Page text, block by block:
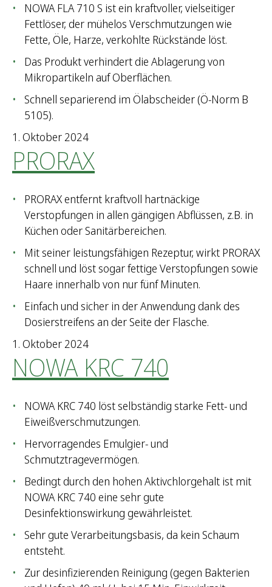
NOWA FLA 710 S ist ein kraftvoller, vielseitiger
Fettlöser, der mühelos Verschmutzungen wie
Fette, Öle, Harze, verkohlte Rückstände löst.
Das Produkt verhindert die Ablagerung von
Mikropartikeln auf Oberflächen.
Schnell separierend im Ölabscheider (Ö-Norm B
5105).
1. Oktober 2024
PRORAX
PRORAX entfernt kraftvoll hartnäckige
Verstopfungen in allen gängigen Abflüssen, z.B. in
Küchen oder Sanitärbereichen.
Mit seiner leistungsfähigen Rezeptur, wirkt PRORAX
schnell und löst sogar fettige Verstopfungen sowie
Haare innerhalb von nur fünf Minuten.
Einfach und sicher in der Anwendung dank des
Dosierstreifens an der Seite der Flasche.
1. Oktober 2024
NOWA KRC 740
NOWA KRC 740 löst selbständig starke Fett- und
Eiweißverschmutzungen.
Hervorragendes Emulgier- und
Schmutztragevermögen.
Bedingt durch den hohen Aktivchlorgehalt ist mit
NOWA KRC 740 eine sehr gute
Desinfektionswirkung gewährleistet.
Sehr gute Verarbeitungsbasis, da kein Schaum
entsteht.
Zur desinfizierenden Reinigung (gegen Bakterien